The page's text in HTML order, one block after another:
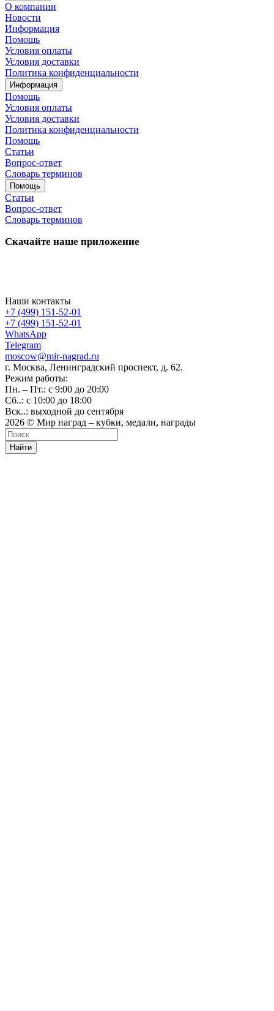
О компании
Новости
Информация
Помощь
Условия оплаты
Условия доставки
Политика конфиденциальности
Информация
Помощь
Условия оплаты
Условия доставки
Политика конфиденциальности
Помощь
Статьи
Вопрос-ответ
Словарь терминов
Помощь
Статьи
Вопрос-ответ
Словарь терминов
Скачайте наше приложение
Наши контакты
+7 (499) 151-52-01
+7 (499) 151-52-01
WhatsApp
Telegram
moscow@mir-nagrad.ru
г. Москва, Ленинградский проспект, д. 62.
Режим работы:
Пн. – Пт.: с 9:00 до 20:00
Сб..: с 10:00 до 18:00
Вск..: выходной до сентября
2026 © Мир наград – кубки, медали, награды
Найти